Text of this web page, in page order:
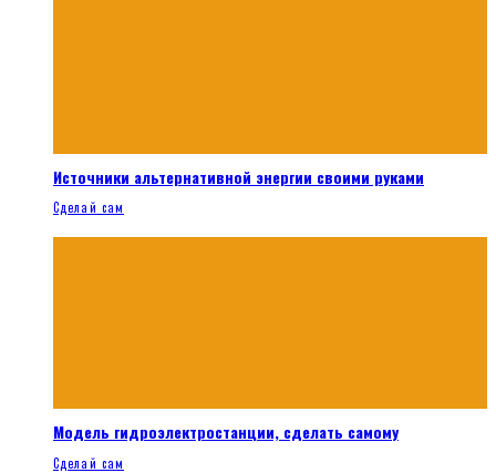
Источники альтернативной энергии своими руками
Сделай сам
Модель гидроэлектростанции, сделать самому
Сделай сам